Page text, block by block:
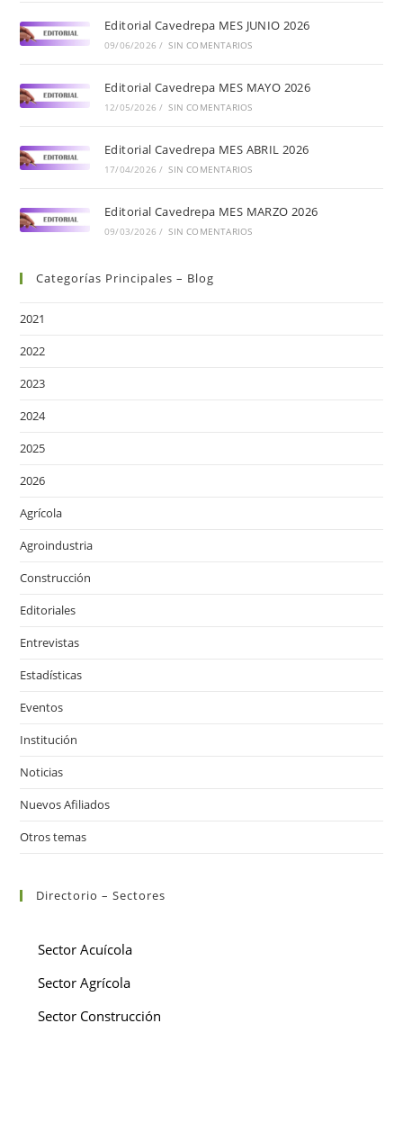
Editorial Cavedrepa MES JUNIO 2026
09/06/2026 / SIN COMENTARIOS
Editorial Cavedrepa MES MAYO 2026
12/05/2026 / SIN COMENTARIOS
Editorial Cavedrepa MES ABRIL 2026
17/04/2026 / SIN COMENTARIOS
Editorial Cavedrepa MES MARZO 2026
09/03/2026 / SIN COMENTARIOS
Categorías Principales – Blog
2021
2022
2023
2024
2025
2026
Agrícola
Agroindustria
Construcción
Editoriales
Entrevistas
Estadísticas
Eventos
Institución
Noticias
Nuevos Afiliados
Otros temas
Directorio – Sectores
Sector Acuícola
Sector Agrícola
Sector Construcción